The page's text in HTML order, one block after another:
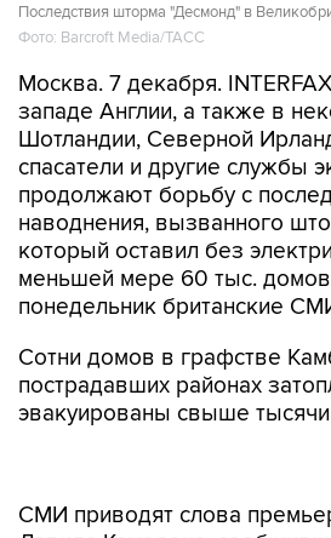
Последствия шторма "Десмонд" в
Фото: Barcroft Media/ТАСС
Москва. 7 декабря.
западе Англии, а также в
Шотландии, Северной
спасатели и другие службы
продолжают борьбу с
наводнения, вызванного
который оставил без
меньшей мере 60 тыс.
понедельник британские
Сотни домов в графстве
пострадавших районах
эвакуированы свыше
по ликвидации последствий